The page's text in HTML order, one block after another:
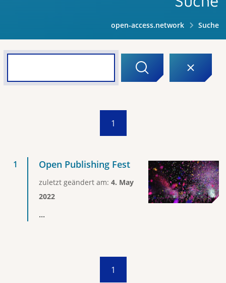
open-access.network Suche
1
Open Publishing Fest
zuletzt geändert am: 4. May
2022
...
1